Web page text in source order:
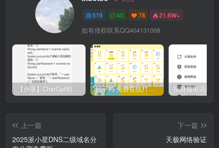
519 40 78 21.6W+
如有侵权联系QQ404131068
【分享】ChatGpt助手v1.24免注册直接使用 打字鸭-免费在线打字练习平台
上一篇
2025派小星DNS二级域名分
下一篇
天极网络验证